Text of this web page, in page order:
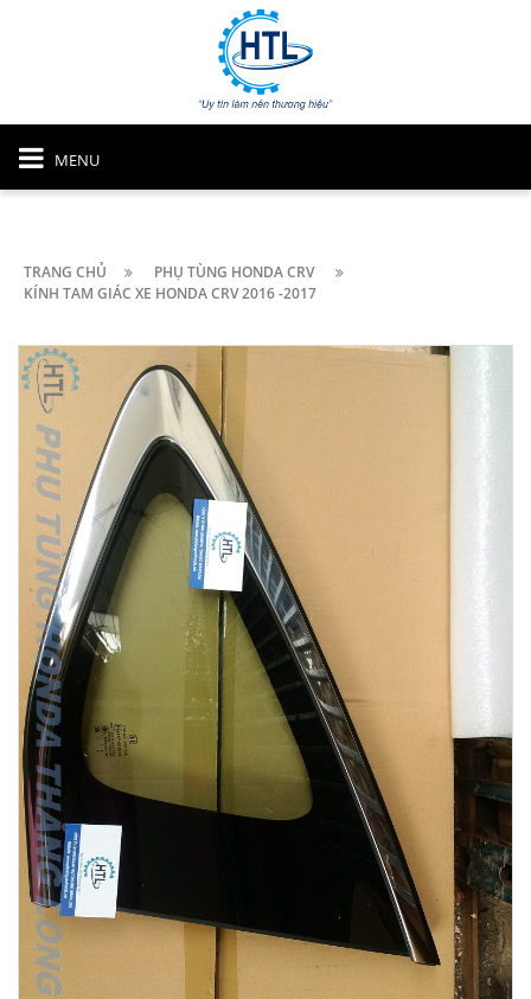
MENU
TRANG CHỦ
PHỤ TÙNG HONDA CRV
KÍNH TAM GIÁC XE HONDA CRV 2016 -2017